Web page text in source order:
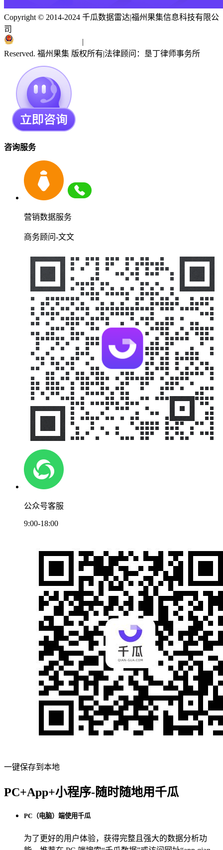
Copyright © 2014-2024 千瓜数据雷达|福州果集信息科技有限公
司
|
Reserved. 福州果集 版权所有|法律顾问：垦丁律师事务所
咨询服务
营销数据服务
商务顾问-文文
公众号客服
9:00-18:00
一键保存到本地
PC+App+小程序-随时随地用千瓜
PC（电脑）端使用千瓜
为了更好的用户体验，获得完整且强大的数据分析功